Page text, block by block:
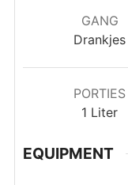
GANG
Drankjes
PORTIES
1 Liter
EQUIPMENT